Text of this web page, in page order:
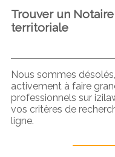
Trouver un
territoriale
Nous sommes
activement à faire
professionnels sur
vos critères de
ligne.